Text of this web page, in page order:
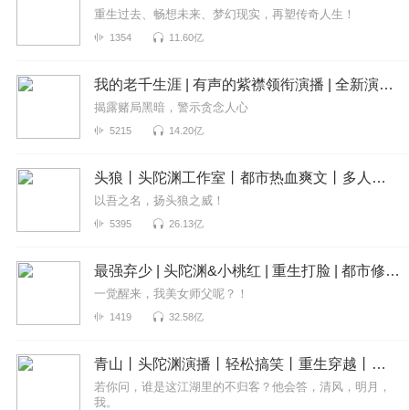
重生过去、畅想未来、梦幻现实，再塑传奇人生！
1354 11.60亿
我的老千生涯 | 有声的紫襟领衔演播 | 全新演绎多人有声剧 | VIP免费
揭露赌局黑暗，警示贪念人心
5215 14.20亿
头狼丨头陀渊工作室丨都市热血爽文丨多人有声剧
以吾之名，扬头狼之威！
5395 26.13亿
最强弃少 | 头陀渊&小桃红 | 重生打脸 | 都市修真
一觉醒来，我美女师父呢？！
1419 32.58亿
青山丨头陀渊演播丨轻松搞笑丨重生穿越丨古代权谋丨VIP免费 | 多人有声剧
若你问，谁是这江湖里的不归客？他会答，清风，明月，
我。